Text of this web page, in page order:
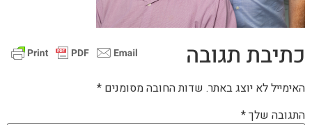
כתיבת תגובה
האימייל לא יוצג באתר. שדות החובה מסומנים *
התגובה שלך*